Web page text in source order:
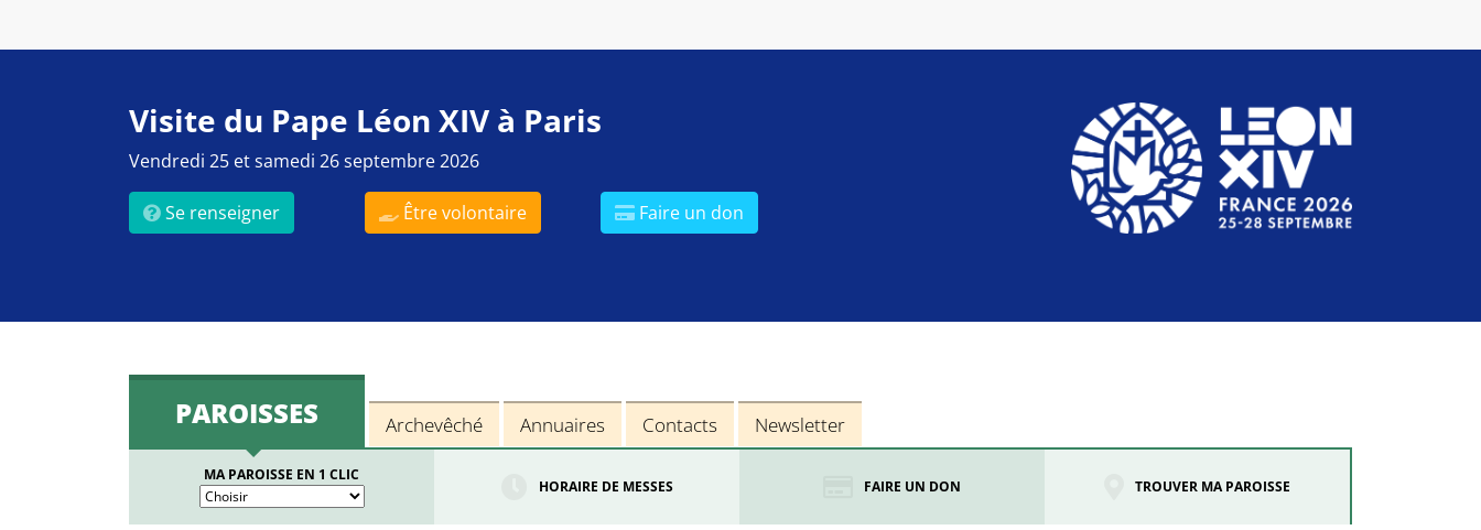
Visite du Pape Léon XIV à Paris
Vendredi 25 et samedi 26 septembre 2026
Se renseigner Être volontaire Faire un don
PAROISSES Archevêché Annuaires Contacts Newsletter
MA PAROISSE EN 1 CLIC
HORAIRE DE MESSES FAIRE UN DON TROUVER MA PAROISSE